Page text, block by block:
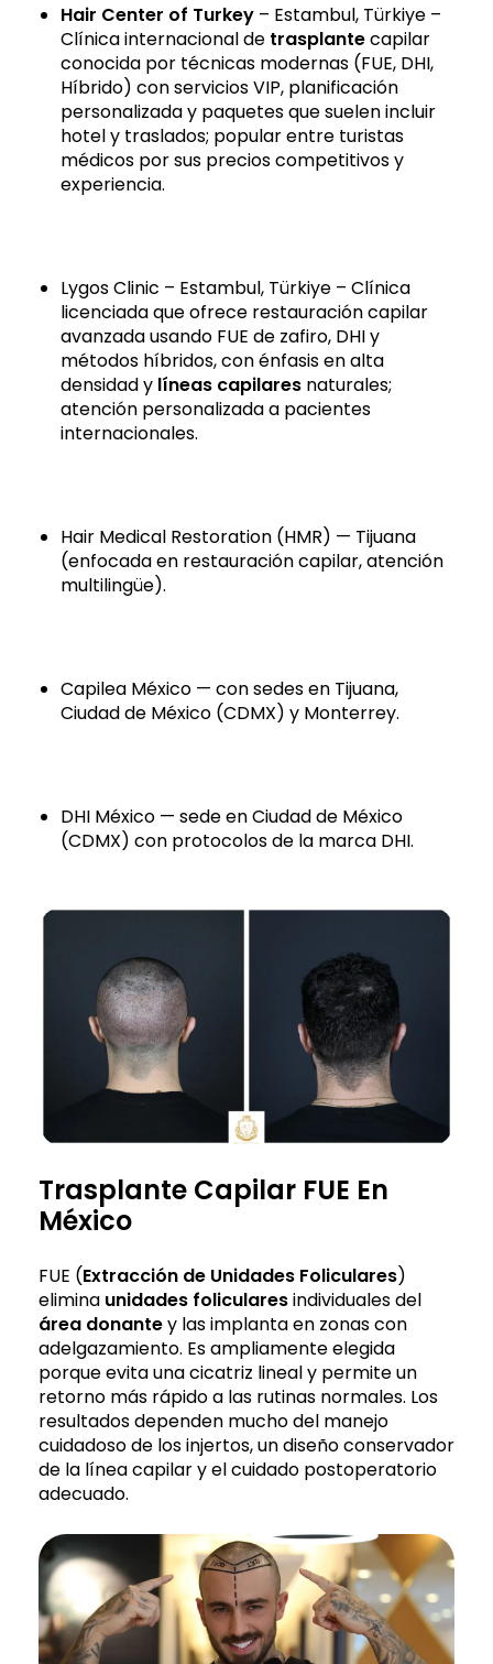
Hair Center of Turkey – Estambul, Türkiye –
Clínica internacional de trasplantecapilar
conocida por técnicas modernas (FUE, DHI,
Híbrido) con servicios VIP, planificación
personalizada y paquetes que suelen incluir
hotel y traslados; popular entre turistas
médicos por sus precios competitivos y
experiencia.
Lygos Clinic – Estambul, Türkiye – Clínica
licenciada que ofrece restauración capilar
avanzada usando FUE de zafiro, DHI y
métodos híbridos, con énfasis en alta
densidad y líneas capilares naturales;
atención personalizada a pacientes
internacionales.
Hair Medical Restoration (HMR) — Tijuana
(enfocada en restauración capilar, atención
multilingüe).
Capilea México — con sedes en Tijuana,
Ciudad de México (CDMX) y Monterrey.
DHI México — sede en Ciudad de México
(CDMX) con protocolos de la marca DHI.
Trasplante Capilar FUE En
México
FUE (Extracción de Unidades Foliculares)
elimina unidades folicularesindividuales del
área donantey las implanta en zonas con
adelgazamiento. Es ampliamente elegida
porque evita una cicatriz lineal y permite un
retorno más rápido a las rutinas normales. Los
resultados dependen mucho del manejo
cuidadoso de los injertos, un diseño conservador
de la línea capilar y el cuidado postoperatorio
adecuado.